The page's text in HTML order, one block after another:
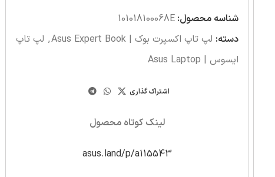
شناسه محصول: 101018100068E
دسته: لپ تاپ اکسپرت بوک | Asus Expert Book , لپ تاپ
ایسوس | Asus Laptop
اشتراک گذاری
لینک کوتاه محصول
asus.land/p/a115543